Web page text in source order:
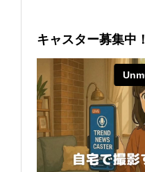
キャスター募集中！